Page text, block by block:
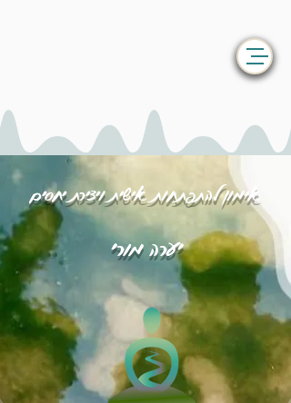
אימון להתפתחות אישית ויצירת יחסים
יערה מורי